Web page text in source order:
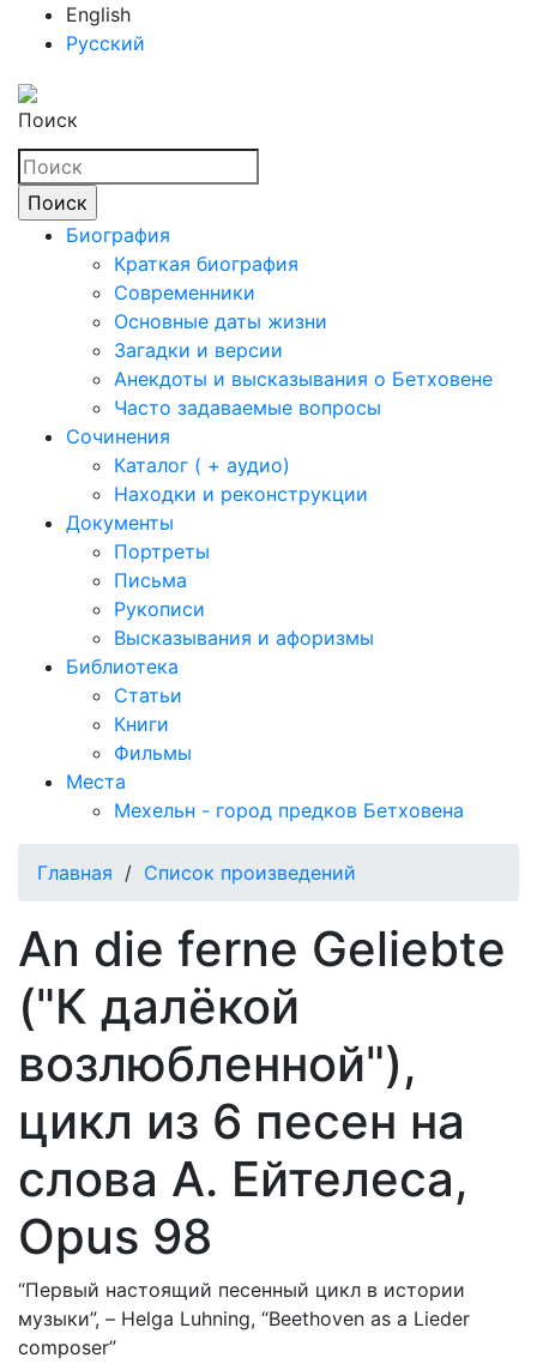
English
Русский
Поиск
Биография
Краткая биография
Современники
Основные даты жизни
Загадки и версии
Анекдоты и высказывания о Бетховене
Часто задаваемые вопросы
Сочинения
Каталог ( + аудио)
Находки и реконструкции
Документы
Портреты
Письма
Рукописи
Высказывания и афоризмы
Библиотека
Статьи
Книги
Фильмы
Места
Мехельн - город предков Бетховена
Главная / Список произведений
An die ferne Geliebte
("К далёкой
возлюбленной"),
цикл из 6 песен на
cлова А. Ейтелеса,
Opus 98
“Первый настоящий песенный цикл в истории
музыки”, – Helga Luhning, “Beethoven as a Lieder
composer”